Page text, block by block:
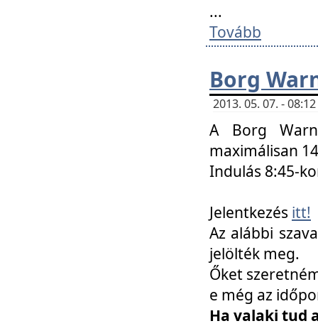
...
Tovább
Borg
2013. 05. 07. -
A Borg
maximálisan
Indulás 8:45-
Jelentkezés itt!
Az alábbi
jelölték meg.
Őket
e még az
Ha valaki tud